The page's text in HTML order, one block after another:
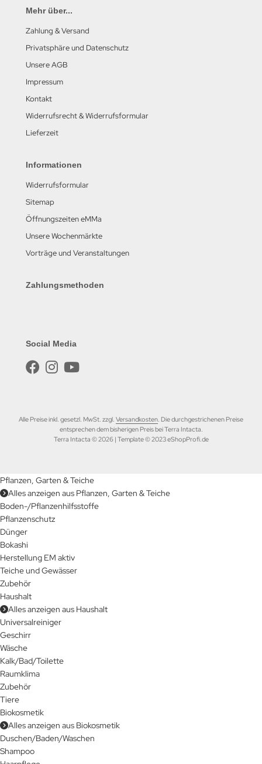
Mehr über...
Zahlung & Versand
Privatsphäre und Datenschutz
Unsere AGB
Impressum
Kontakt
Widerrufsrecht & Widerrufsformular
Lieferzeit
Informationen
Widerrufsformular
Sitemap
Öffnungszeiten eMMa
Unsere Wochenmärkte
Vorträge und Veranstaltungen
Zahlungsmethoden
Social Media
Alle Preise inkl. gesetzl. MwSt. zzgl. Versandkosten . Die durchgestrichenen Preise
entsprechen dem bisherigen Preis bei Terra Intacta.
Terra Intacta © 2026 | Template © 2023 eShopProfi.de
Pflanzen, Garten & Teiche
Alles anzeigen aus Pflanzen, Garten & Teiche
Boden-/Pflanzenhilfsstoffe
Pflanzenschutz
Dünger
Bokashi
Herstellung EM aktiv
Teiche und Gewässer
Zubehör
Haushalt
Alles anzeigen aus Haushalt
Universalreiniger
Geschirr
Wäsche
Kalk/Bad/Toilette
Raumklima
Zubehör
Tiere
Biokosmetik
Alles anzeigen aus Biokosmetik
Duschen/Baden/Waschen
Shampoo